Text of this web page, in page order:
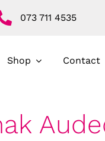
073 711 4535
Shop Contact